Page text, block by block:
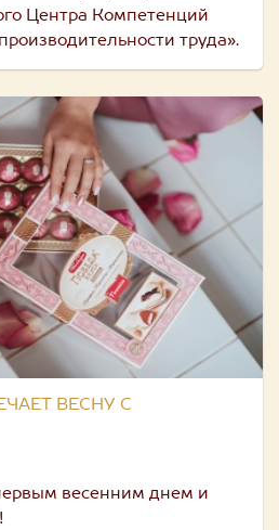
Центра Компетенций
труда».
ВЕСНУ С
весенним днем и